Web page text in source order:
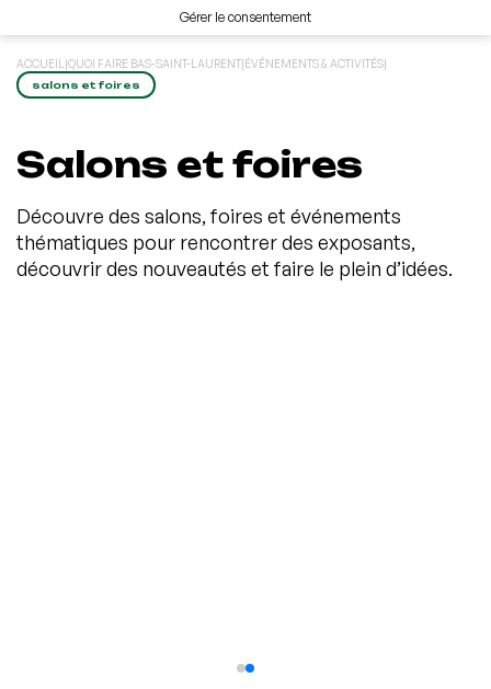
Gérer le consentement
ACCUEIL |QUOI FAIRE BAS-SAINT-LAURENT|ÉVÉNEMENTS & ACTIVITÉS|
salons et foires
Salons et foires
Découvre des salons, foires et événements
thématiques pour rencontrer des exposants,
découvrir des nouveautés et faire le plein d’idées.